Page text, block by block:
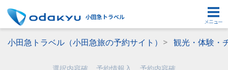
小田急トラベル
メニュー
小田急トラベル（小田急旅の予約サイト） 観光・体験・